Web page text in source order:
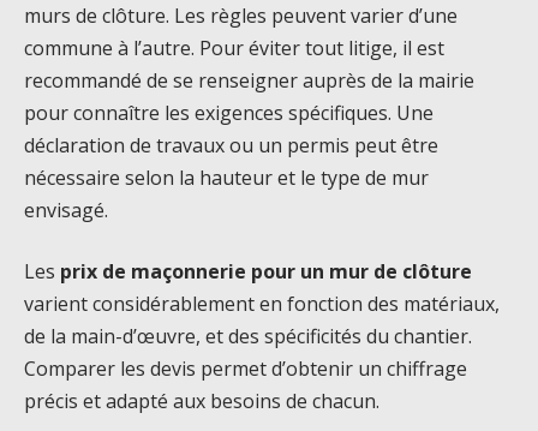
murs de clôture. Les règles peuvent varier d’une
commune à l’autre. Pour éviter tout litige, il est
recommandé de se renseigner auprès de la mairie
pour connaître les exigences spécifiques. Une
déclaration de travaux ou un permis peut être
nécessaire selon la hauteur et le type de mur
envisagé.
Les prix de maçonnerie pour un mur de clôture
varient considérablement en fonction des matériaux,
de la main-d’œuvre, et des spécificités du chantier.
Comparer les devis permet d’obtenir un chiffrage
précis et adapté aux besoins de chacun.